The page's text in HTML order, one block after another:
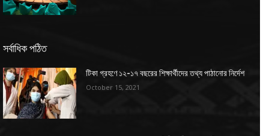
সর্বাধিক পঠিত
টিকা গ্রহণে ১২-১৭ বছরের শিক্ষার্থীদের তথ্য পাঠানোর নির্দেশ
October 15, 2021